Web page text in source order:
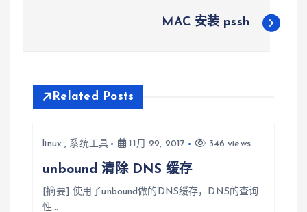
航
MAC 安装 pssh
Related Posts
linux , 系统工具 11月 29, 2017 346 views
unbound 清除 DNS 缓存
[摘要] 使用了unbound做的DNS缓存，DNS的查询
性…